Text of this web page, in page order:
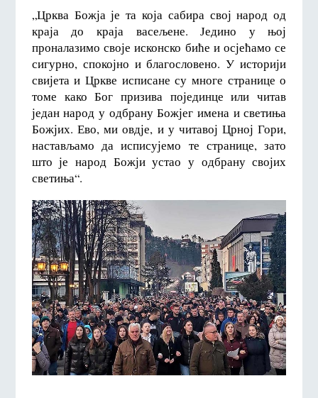
„Црква Божја је та која сабира свој народ од
краја до краја васељене. Једино у њој
проналазимо своје исконско биће и осјећамо се
сигурно, спокојно и благословено. У историји
свијета и Цркве исписане су многе странице о
томе како Бог призива појединце или читав
један народ у одбрану Божјег имена и светиња
Божјих. Ево, ми овдје, и у читавој Црној Гори,
настављамо да исписујемо те странице, зато
што је народ Божји устао у одбрану својих
светиња“.